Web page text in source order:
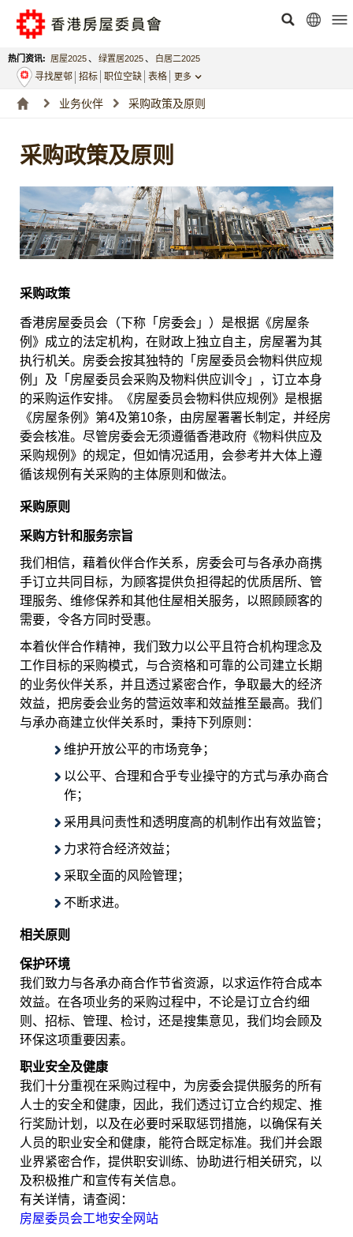
热门资讯: 居屋2025、 绿置居2025、 白居二2025
寻找屋邨 招标 职位空缺 表格 更多
业务伙伴 采购政策及原则
采购政策及原则
采购政策
香港房屋委员会（下称「房委会」）是根据《房屋条
例》成立的法定机构，在财政上独立自主，房屋署为其
执行机关。房委会按其独特的「房屋委员会物料供应规
例」及「房屋委员会采购及物料供应训令」，订立本身
的采购运作安排。《房屋委员会物料供应规例》是根据
《房屋条例》第4及第10条，由房屋署署长制定，并经房
委会核准。尽管房委会无须遵循香港政府《物料供应及
采购规例》的规定，但如情况适用，会参考并大体上遵
循该规例有关采购的主体原则和做法。
采购原则
采购方针和服务宗旨
我们相信，藉着伙伴合作关系，房委会可与各承办商携
手订立共同目标，为顾客提供负担得起的优质居所、管
理服务、维修保养和其他住屋相关服务，以照顾顾客的
需要，令各方同时受惠。
本着伙伴合作精神，我们致力以公平且符合机构理念及
工作目标的采购模式，与合资格和可靠的公司建立长期
的业务伙伴关系，并且透过紧密合作，争取最大的经济
效益，把房委会业务的营运效率和效益推至最高。我们
与承办商建立伙伴关系时，秉持下列原则：
维护开放公平的市场竞争；
以公平、合理和合乎专业操守的方式与承办商合
作；
采用具问责性和透明度高的机制作出有效监管；
力求符合经济效益；
采取全面的风险管理；
不断求进。
相关原则
保护环境
我们致力与各承办商合作节省资源，以求运作符合成本
效益。在各项业务的采购过程中，不论是订立合约细
则、招标、管理、检讨，还是搜集意见，我们均会顾及
环保这项重要因素。
职业安全及健康
我们十分重视在采购过程中，为房委会提供服务的所有
人士的安全和健康，因此，我们透过订立合约规定、推
行奖励计划，以及在必要时采取惩罚措施，以确保有关
人员的职业安全和健康，能符合既定标准。我们并会跟
业界紧密合作，提供职安训练、协助进行相关研究，以
及积极推广和宣传有关信息。
有关详情，请查阅：
房屋委员会工地安全网站